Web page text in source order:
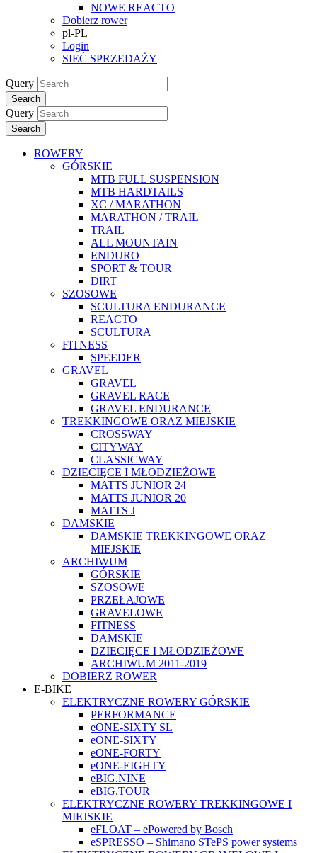
NOWE REACTO
Dobierz rower
pl-PL
Login
SIEĆ SPRZEDAŻY
Query
Search
Query
Search
ROWERY
GÓRSKIE
MTB FULL SUSPENSION
MTB HARDTAILS
XC / MARATHON
MARATHON / TRAIL
TRAIL
ALL MOUNTAIN
ENDURO
SPORT & TOUR
DIRT
SZOSOWE
SCULTURA ENDURANCE
REACTO
SCULTURA
FITNESS
SPEEDER
GRAVEL
GRAVEL
GRAVEL RACE
GRAVEL ENDURANCE
TREKKINGOWE ORAZ MIEJSKIE
CROSSWAY
CITYWAY
CLASSICWAY
DZIECIĘCE I MŁODZIEŻOWE
MATTS JUNIOR 24
MATTS JUNIOR 20
MATTS J
DAMSKIE
DAMSKIE TREKKINGOWE ORAZ
MIEJSKIE
ARCHIWUM
GÓRSKIE
SZOSOWE
PRZEŁAJOWE
GRAVELOWE
FITNESS
DAMSKIE
DZIECIĘCE I MŁODZIEŻOWE
ARCHIWUM 2011-2019
DOBIERZ ROWER
E-BIKE
ELEKTRYCZNE ROWERY GÓRSKIE
PERFORMANCE
eONE-SIXTY SL
eONE-SIXTY
eONE-FORTY
eONE-EIGHTY
eBIG.NINE
eBIG.TOUR
ELEKTRYCZNE ROWERY TREKKINGOWE I
MIEJSKIE
eFLOAT – ePowered by Bosch
eSPRESSO – Shimano STePS power systems